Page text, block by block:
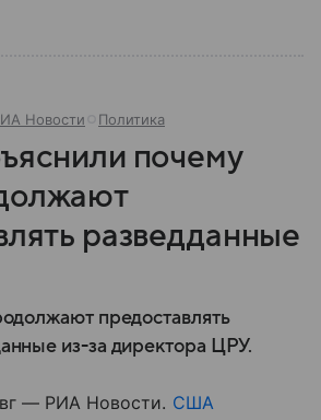
Новости Политика
почему
разведданные
предоставлять
из-за директора ЦРУ.
— РИА Новости. США